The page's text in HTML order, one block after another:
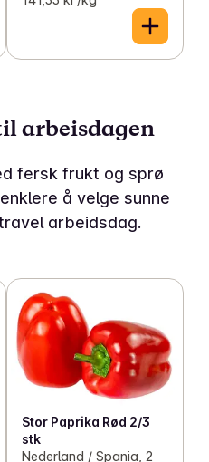
arbeisdagen
fersk frukt og sprø
å velge sunne
arbeidsdag.
Stor Paprika Rød 2/3
stk
Nederland / Spania, 2